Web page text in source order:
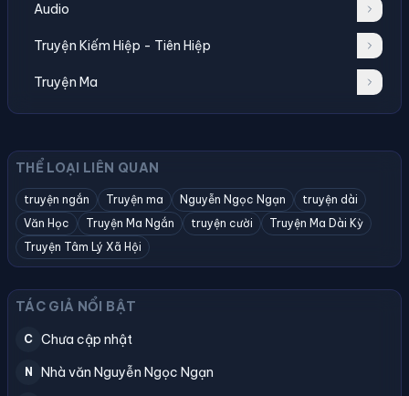
Audio
Truyện Kiếm Hiệp - Tiên Hiệp
Truyện Ma
THỂ LOẠI LIÊN QUAN
truyện ngắn Truyện ma Nguyễn Ngọc Ngạn
truyện dài
Văn Học
Truyện Ma Ngắn truyện cười
Truyện Ma Dài Kỳ
Truyện Tâm Lý Xã Hội
TÁC GIẢ NỔI BẬT
C Chưa cập nhật
N Nhà văn Nguyễn Ngọc Ngạn